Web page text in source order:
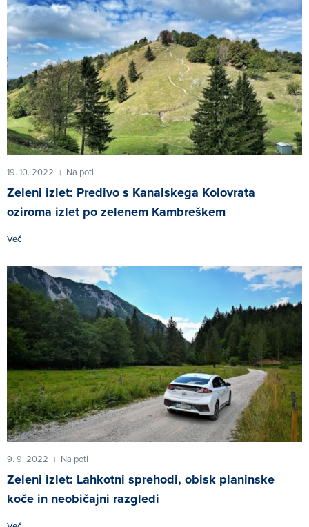
19. 10. 2022 | Na poti
Zeleni izlet: Predivo s Kanalskega Kolovrata
oziroma izlet po zelenem Kambreškem
Več
9. 9. 2022 | Na poti
Zeleni izlet: Lahkotni sprehodi, obisk planinske
koče in neobičajni razgledi